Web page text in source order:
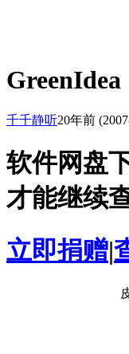
GreenIdea
千千静听20年前
软件网盘
才能继续
立即捐赠|